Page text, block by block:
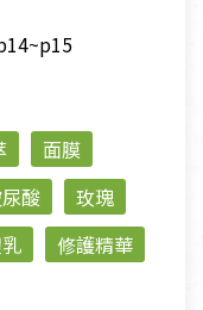
面膜
酸
玫瑰
修護精華